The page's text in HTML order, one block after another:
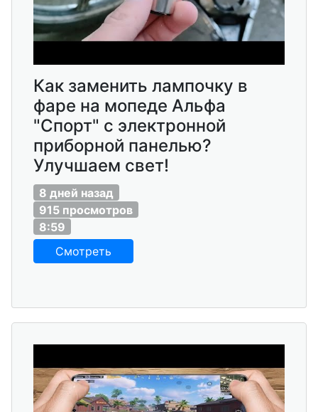
Как заменить лампочку в
фаре на мопеде Альфа
"Спорт" с электронной
приборной панелью?
Улучшаем свет!
8 дней назад
915 просмотров
8:59
Смотреть